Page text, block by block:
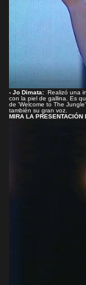
- Jo Dimata: Realizó una
con la piel de gallina. Es
de 'Welcome to The
también su gran voz.
MIRA LA PRESENTACIÓN